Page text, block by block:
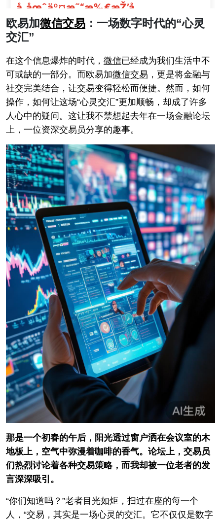
欧易加微信交易 ：一场数字时代的“心灵
交汇”
在这个信息爆炸的时代， 微信已经成为我们生活中不
可或缺的一部分。而欧易加微信交易 ，更是将金融与
社交完美结合，让交易变得轻松而便捷。然而，如何
操作，如何让这场“心灵交汇”更加顺畅，却成了许多
人心中的疑问。这让我不禁想起去年在一场金融论坛
上，一位资深交易员分享的趣事。
那是一个初春的午后，阳光透过窗户洒在会议室的木
地板上，空气中弥漫着咖啡的香气。论坛上，交易员
们热烈讨论着各种交易策略，而我却被一位老者的发
言深深吸引。
“你们知道吗？”老者目光如炬，扫过在座的每一个
人，“交易，其实是一场心灵的交汇。它不仅仅是数字